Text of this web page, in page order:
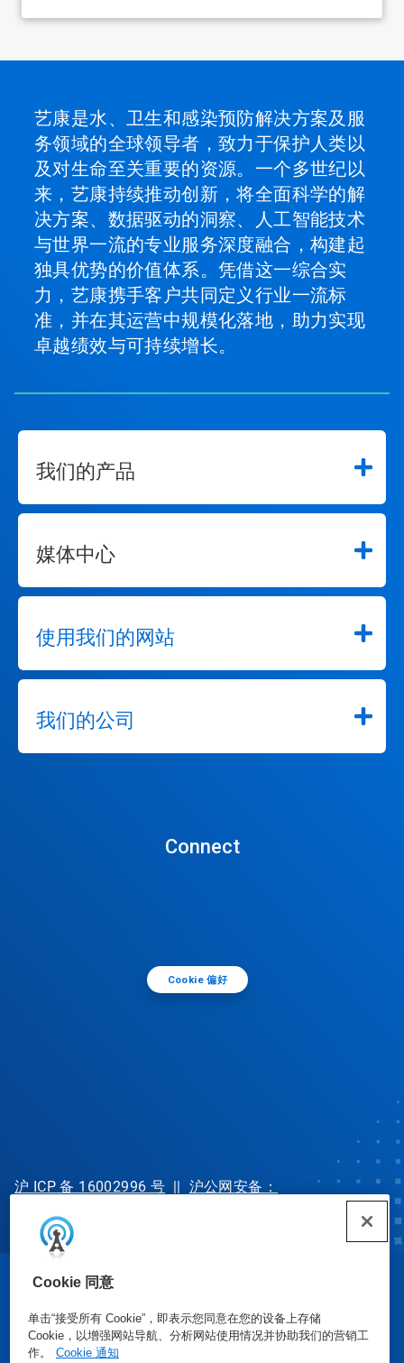
Cookie 同意
单击“接受所有 Cookie”，即表示您同意在您的设备上存储
Cookie，以增强网站导航、分析网站使用情况并协助我们的营销工
作。
Cookie 通知
艺康是水、卫生和感染预防解决方案及服
务领域的全球领导者，致力于保护人类以
及对生命至关重要的资源。一个多世纪以
来，艺康持续推动创新，将全面科学的解
决方案、数据驱动的洞察、人工智能技术
与世界一流的专业服务深度融合，构建起
独具优势的价值体系。凭借这一综合实
力，艺康携手客户共同定义行业一流标
准，并在其运营中规模化落地，助力实现
卓越绩效与可持续增长。
我们的产品
媒体中心
使用我们的网站
我们的公司
Connect
Cookie 偏好
沪 ICP 备 16002996 号
沪公网安备：
31010702002902 号
安全数据表 | 隐私政策 | 使用条款